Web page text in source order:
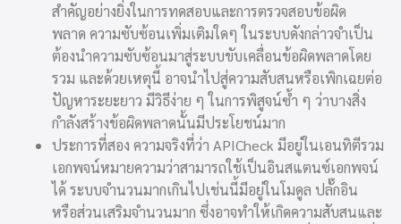
สำคัญอย่างยิ่งในการทดสอบและการตรวจสอบข้อผิด
พลาด ความซับซ้อนเพิ่มเติมใดๆ ในระบบดังกล่าวจำเป็น
ต้องนำความซับซ้อนมาสู่ระบบขับเคลื่อนข้อผิดพลาดโดย
รวม และด้วยเหตุนี้ อาจนำไปสู่ความสับสนหรือเพิกเฉยต่อ
ปัญหาระยะยาว มีวิธีง่าย ๆ ในการพิสูจน์ซ้ำ ๆ ว่าบางสิ่ง
กำลังสร้างข้อผิดพลาดนั้นมีประโยชน์มาก
ประการที่สอง ความจริงที่ว่า APICheck มีอยู่ในเอนทิตีรวม
เอกพจน์หมายความว่าสามารถใช้เป็นอินสแตนซ์เอกพจน์
ได้ ระบบจำนวนมากเกินไปเช่นนี้มีอยู่ในโมดูล ปลั๊กอิน
หรือส่วนเสริมจำนวนมาก ซึ่งอาจทำให้เกิดความสับสนและ